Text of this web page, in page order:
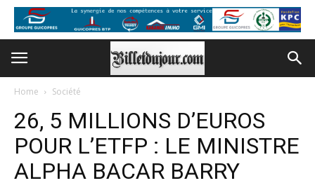
Home Société
26, 5 MILLIONS D’EUROS
POUR L’ETFP : LE MINISTRE
ALPHA BACAR BARRY